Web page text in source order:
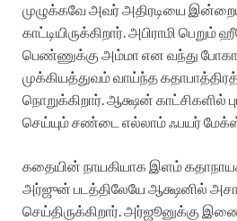
முழுக்கவே அவர் அதிரடியை
காட்டியிருக்கிறார். அபிராமி
பெண்ணுக்கு அம்மா என வந்து
முக்கியத்துவம் வாய்ந்த
நொறுக்கிறார். ஆக்ஷன் காட்சிகளில்
செய்யும் சண்டை எல்லாம் ஃபயர்
கதையின் நாயகியாக இளம்
அர்ஜுன் படத்திலேயே ஆக்ஷனில்
செய்திருக்கிறார். அர்ஜூனுக்கு